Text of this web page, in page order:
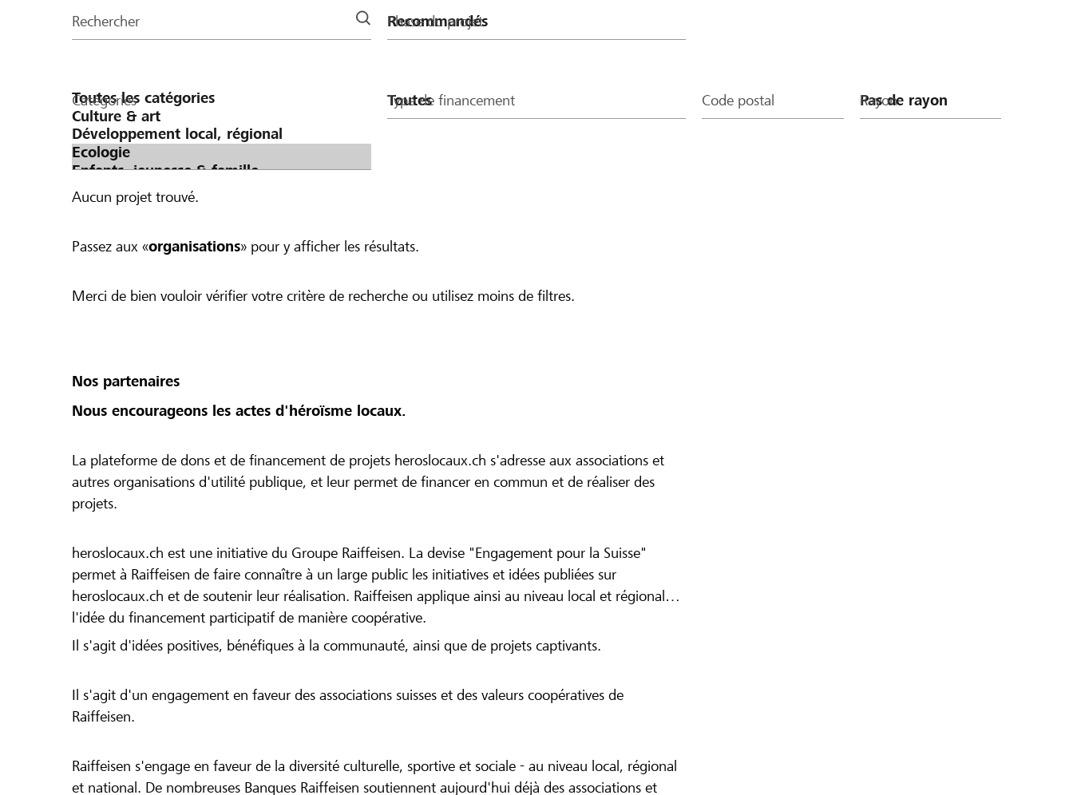
la
Rechercher Phase du projet
Catégories Type de financement Code postal Rayon
Aucun projet trouvé.
Passez aux «organisations» pour y afficher les résultats.
Merci de bien vouloir vérifier votre critère de recherche ou utilisez moins de filtres.
Nos partenaires
Nous encourageons les actes d'héroïsme locaux.
La plateforme de dons et de financement de projets heroslocaux.ch s'adresse aux associations et
autres organisations d'utilité publique, et leur permet de financer en commun et de réaliser des
projets.
heroslocaux.ch est une initiative du Groupe Raiffeisen. La devise "Engagement pour la Suisse"
permet à Raiffeisen de faire connaître à un large public les initiatives et idées publiées sur
heroslocaux.ch et de soutenir leur réalisation. Raiffeisen applique ainsi au niveau local et régional
l'idée du financement participatif de manière coopérative.
Il s'agit d'idées positives, bénéfiques à la communauté, ainsi que de projets captivants.
Il s'agit d'un engagement en faveur des associations suisses et des valeurs coopératives de
Raiffeisen.
Raiffeisen s'engage en faveur de la diversité culturelle, sportive et sociale - au niveau local, régional
et national. De nombreuses Banques Raiffeisen soutiennent aujourd'hui déjà des associations et